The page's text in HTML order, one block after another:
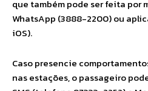
que também pode ser feita por
WhatsApp (3888-2200) ou
iOS).
Caso presencie
nas estações, o passageiro